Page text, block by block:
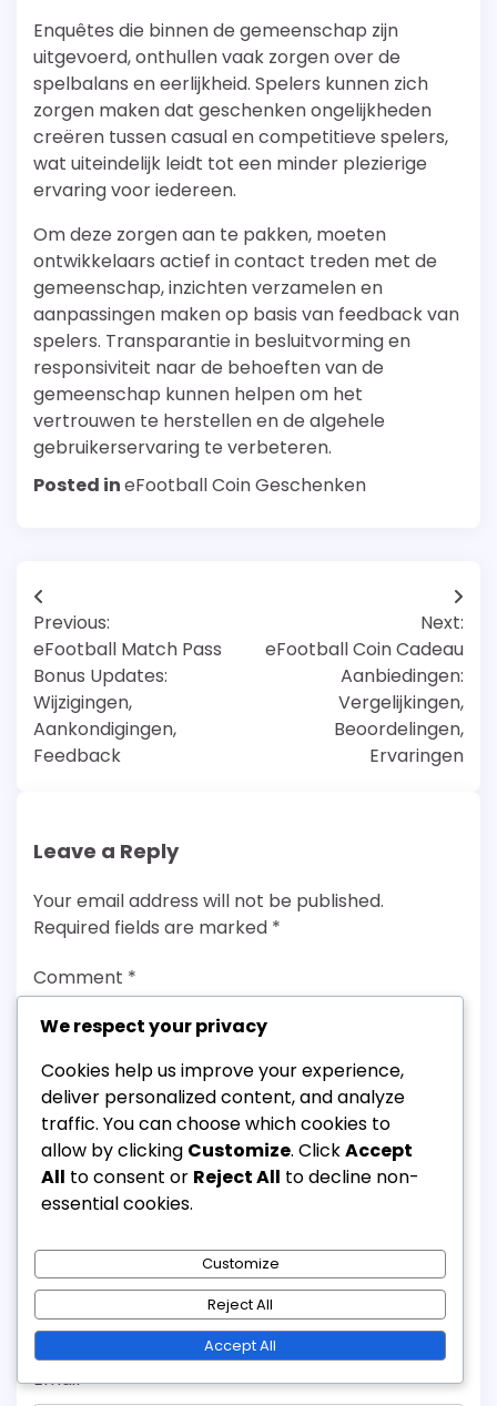
Enquêtes die binnen de gemeenschap zijn
uitgevoerd, onthullen vaak zorgen over de
spelbalans en eerlijkheid. Spelers kunnen zich
zorgen maken dat geschenken ongelijkheden
creëren tussen casual en competitieve spelers,
wat uiteindelijk leidt tot een minder plezierige
ervaring voor iedereen.
Om deze zorgen aan te pakken, moeten
ontwikkelaars actief in contact treden met de
gemeenschap, inzichten verzamelen en
aanpassingen maken op basis van feedback van
spelers. Transparantie in besluitvorming en
responsiviteit naar de behoeften van de
gemeenschap kunnen helpen om het
vertrouwen te herstellen en de algehele
gebruikerservaring te verbeteren.
Posted ineFootball Coin Geschenken
Post
navigation
Previous:
eFootball Match Pass
Bonus Updates:
Wijzigingen,
Aankondigingen,
Feedback
Next:
eFootball Coin Cadeau
Aanbiedingen:
Vergelijkingen,
Beoordelingen,
Ervaringen
Leave a Reply
Your email address will not be published.
Required fields are marked *
Comment *
Name*
Email*
We respect your privacy
Cookies help us improve your experience,
deliver personalized content, and analyze
traffic. You can choose which cookies to
allow by clicking Customize. ClickAccept
All to consent or Reject All to decline non-
essential cookies.
Customize
Reject All
Accept All